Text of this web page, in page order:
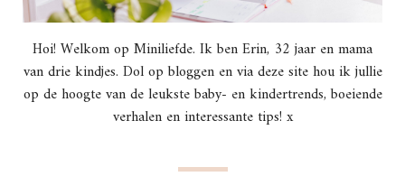
Hoi! Welkom op Miniliefde. Ik ben Erin, 32 jaar en mama
van drie kindjes. Dol op bloggen en via deze site hou ik jullie
op de hoogte van de leukste baby- en kindertrends, boeiende
verhalen en interessante tips! x